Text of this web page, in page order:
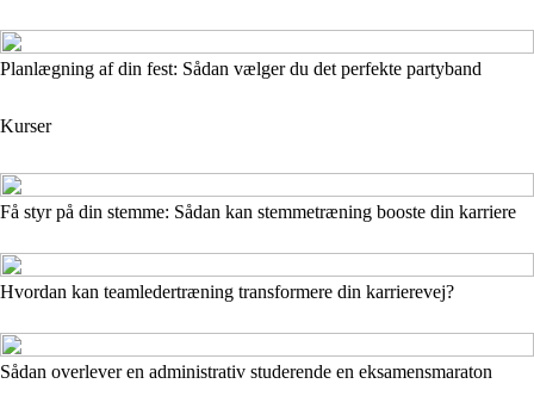
Planlægning af din fest: Sådan vælger du det perfekte partyband
Kurser
Få styr på din stemme: Sådan kan stemmetræning booste din karriere
Hvordan kan teamledertræning transformere din karrierevej?
Sådan overlever en administrativ studerende en eksamensmaraton